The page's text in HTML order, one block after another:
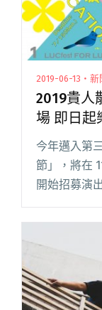
2019-06-13・新
2019貴人
場 即日
今年邁入第
節」，將在
開始招募演
音樂人參與
15 日（一）
全文 "2019